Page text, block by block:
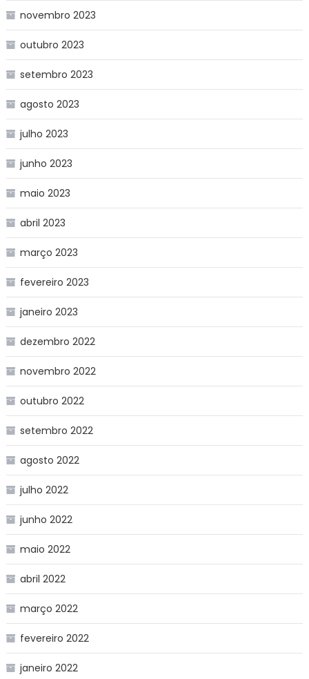
novembro 2023
outubro 2023
setembro 2023
agosto 2023
julho 2023
junho 2023
maio 2023
abril 2023
março 2023
fevereiro 2023
janeiro 2023
dezembro 2022
novembro 2022
outubro 2022
setembro 2022
agosto 2022
julho 2022
junho 2022
maio 2022
abril 2022
março 2022
fevereiro 2022
janeiro 2022